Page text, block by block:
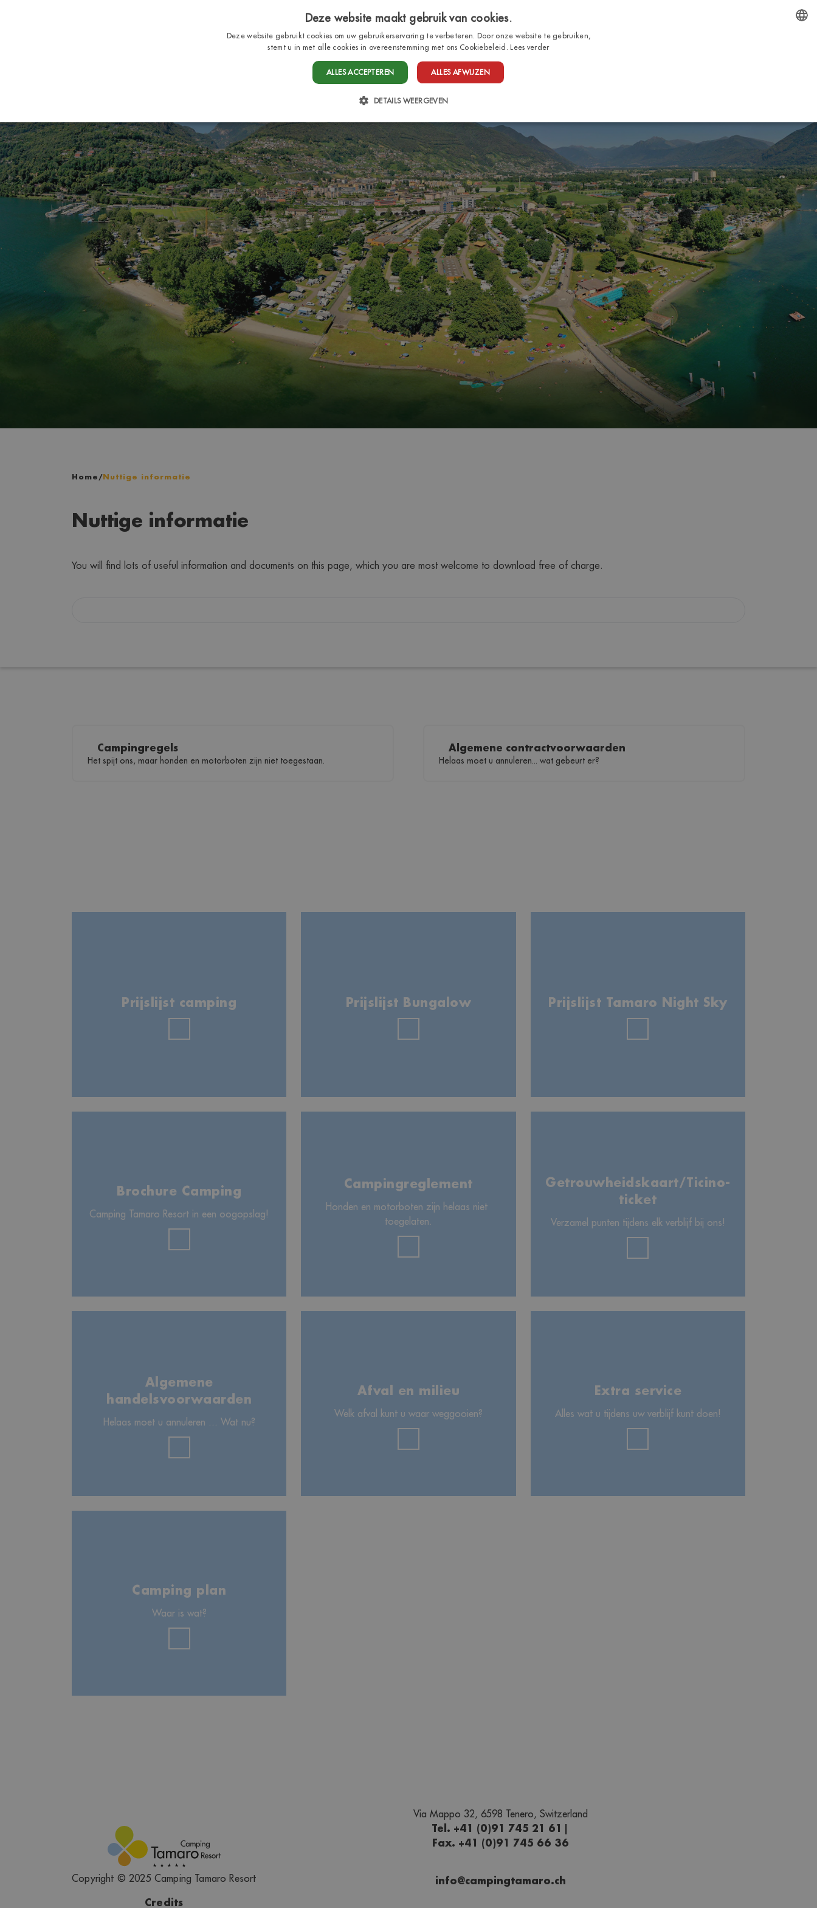
NL
HOMESTAANPLAATSENBUNGALOWSSERVICES
Home /Nuttige informatie
Nuttige informatie
You will find lots of useful information and documents on this page, which you are most welcome to download free of charge.
Campingregels
Het spijt ons, maar honden en motorboten zijn niet toegestaan.
Algemene contractvoorwaarden
Helaas moet u annuleren... wat gebeurt er?
Prijslijst camping Prijslijst Bungalow Prijslijst Tamaro Night Sky
Brochure Camping
Camping Tamaro Resort in een oogopslag!
Campingreglement
Honden en motorboten zijn helaas niet
toegelaten.
Getrouwheidskaart/Ticino-
ticket
Verzamel punten tijdens elk verblijf bij ons!
Algemene
handelsvoorwaarden
Helaas moet u annuleren ... Wat nu?
Afval en milieu
Welk afval kunt u waar weggooien?
Extra service
Alles wat u tijdens uw verblijf kunt doen!
Camping plan
Waar is wat?
Copyright © 2025 Camping Tamaro Resort
Credits
Via Mappo 32, 6598 Tenero, Switzerland
Tel. +41 (0)91 745 21 61 |
Fax. +41 (0)91 745 66 36
info@campingtamaro.ch
GERMAN
Deze website maakt gebruik van cookies.
Deze website gebruikt cookies om uw gebruikerservaring te verbeteren. Door onze website te gebruiken,
stemt u in met alle cookies in overeenstemming met ons Cookiebeleid. Lees verder
ALLES ACCEPTEREN ALLES AFWIJZEN
DETAILS WEERGEVEN